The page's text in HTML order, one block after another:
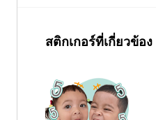
สติกเกอร์ที่เกี่ยวข้อง